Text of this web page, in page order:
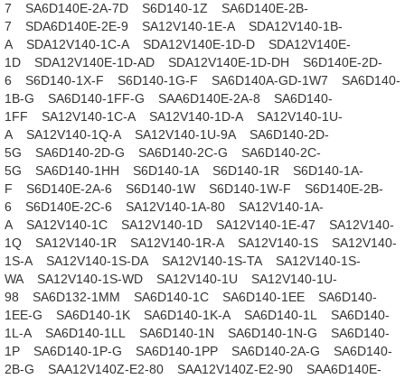
7
SA6D140E-2A-7D S6D140-1Z
SA6D140E-2B-
7
SDA6D140E-2E-9 SA12V140-1E-A
SDA12V140-1B-
A
SDA12V140-1C-A SDA12V140E-1D-D
SDA12V140E-
1D
SDA12V140E-1D-AD SDA12V140E-1D-DH
S6D140E-2D-
6
S6D140-1X-F S6D140-1G-F SA6D140A-GD-1W7
SA6D140-
1B-G
SA6D140-1FF-G SAA6D140E-2A-8
SA6D140-
1FF
SA12V140-1C-A SA12V140-1D-A
SA12V140-1U-
A
SA12V140-1Q-A SA12V140-1U-9A
SA6D140-2D-
5G
SA6D140-2D-G SA6D140-2C-G
SA6D140-2C-
5G
SA6D140-1HH S6D140-1A S6D140-1R
S6D140-1A-
F
S6D140E-2A-6 S6D140-1W S6D140-1W-F
S6D140E-2B-
6
S6D140E-2C-6 SA12V140-1A-80
SA12V140-1A-
A
SA12V140-1C SA12V140-1D SA12V140-1E-47
SA12V140-
1Q
SA12V140-1R SA12V140-1R-A SA12V140-1S
SA12V140-
1S-A
SA12V140-1S-DA SA12V140-1S-TA
SA12V140-1S-
WA
SA12V140-1S-WD SA12V140-1U
SA12V140-1U-
98
SA6D132-1MM SA6D140-1C SA6D140-1EE
SA6D140-
1EE-G
SA6D140-1K SA6D140-1K-A SA6D140-1L
SA6D140-
1L-A
SA6D140-1LL SA6D140-1N SA6D140-1N-G
SA6D140-
1P
SA6D140-1P-G SA6D140-1PP SA6D140-2A-G
SA6D140-
2B-G
SAA12V140Z-E2-80 SAA12V140Z-E2-90
SAA6D140E-